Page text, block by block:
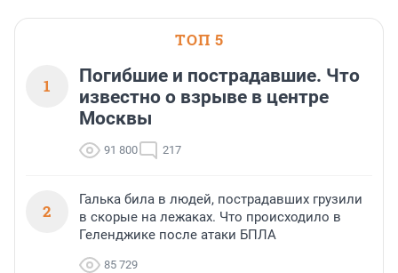
ТОП 5
1
Погибшие и пострадавшие. Что
известно о взрыве в центре
Москвы
91 800 217
2
Галька била в людей, пострадавших грузили
в скорые на лежаках. Что происходило в
Геленджике после атаки БПЛА
85 729